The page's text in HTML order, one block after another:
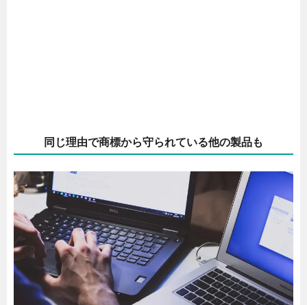
同じ理由で商標から守られている他の製品も